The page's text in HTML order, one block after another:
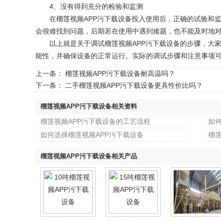
4、没有得到充分的检验和监测
在榴莲视频APP污下载设备投入使用后，正确的试验和监
会很难找到问题，后期若在使用中遇到难题，也不能及时地
以上就是关于调试榴莲视频APP污下载设备的步骤，大家
能性，并确保设备的正常运行。实际的调试步骤和注意事项
上一条： 榴莲视频APP污下载设备耐高温吗？
下一条：
二手榴莲视频APP污下载设备更具性价比吗？
榴莲视频APP污下载设备相关资料
榴莲视频APP污下载设备的工艺流程
如
如何选择榴莲视频APP污下载设备
榴
榴莲视频APP污下载设备相关产品